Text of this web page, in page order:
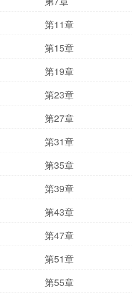
第11章
第15章
第19章
第23章
第27章
第31章
第35章
第39章
第43章
第47章
第51章
第55章